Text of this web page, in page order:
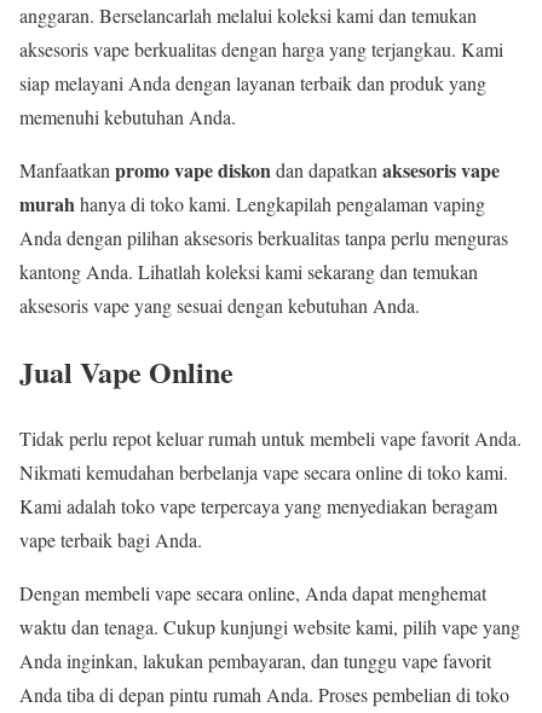
anggaran. Berselancarlah melalui koleksi kami dan temukan
aksesoris vape berkualitas dengan harga yang terjangkau. Kami
siap melayani Anda dengan layanan terbaik dan produk yang
memenuhi kebutuhan Anda.
Manfaatkan promo vape diskondan dapatkan aksesoris vape
murahhanya di toko kami. Lengkapilah pengalaman vaping
Anda dengan pilihan aksesoris berkualitas tanpa perlu menguras
kantong Anda. Lihatlah koleksi kami sekarang dan temukan
aksesoris vape yang sesuai dengan kebutuhan Anda.
Jual Vape Online
Tidak perlu repot keluar rumah untuk membeli vape favorit Anda.
Nikmati kemudahan berbelanja vape secara online di toko kami.
Kami adalah toko vape terpercaya yang menyediakan beragam
vape terbaik bagi Anda.
Dengan membeli vape secara online, Anda dapat menghemat
waktu dan tenaga. Cukup kunjungi website kami, pilih vape yang
Anda inginkan, lakukan pembayaran, dan tunggu vape favorit
Anda tiba di depan pintu rumah Anda. Proses pembelian di toko